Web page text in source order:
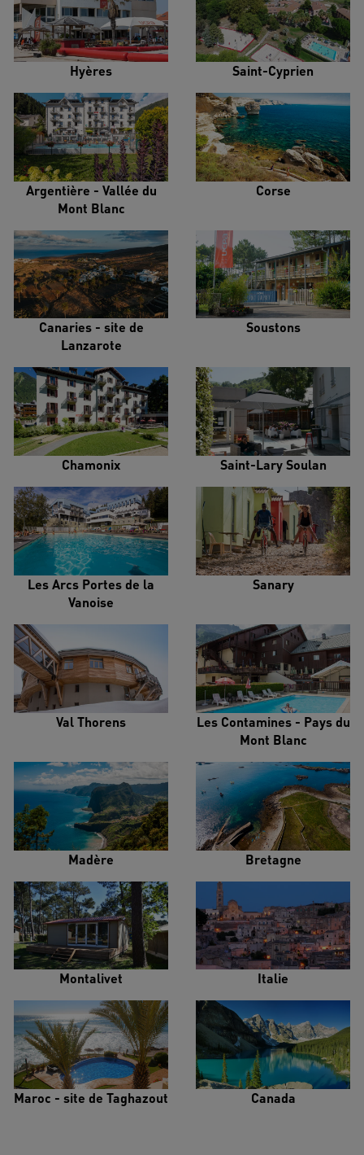
Hyères Saint-Cyprien
Argentière - Vallée du
Mont Blanc
Corse
Canaries - site de
Lanzarote
Soustons
Chamonix Saint-Lary Soulan
Les Arcs Portes de la
Vanoise
Sanary
Val Thorens
Les Contamines - Pays du
Mont Blanc
Madère Bretagne
Montalivet Italie
Maroc - site de Taghazout Canada